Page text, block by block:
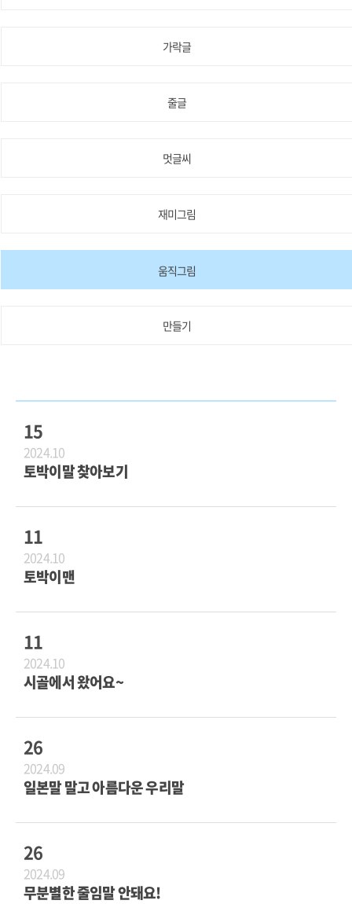
가락글
줄글
멋글씨
재미그림
움직그림
만들기
15
2024.10
토박이말 찾아보기
11
2024.10
토박이맨
11
2024.10
시골에서 왔어요~
26
2024.09
일본말 말고 아름다운 우리말
26
2024.09
무분별한 줄임말 안돼요!